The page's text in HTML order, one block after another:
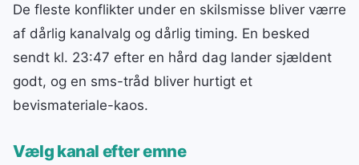
De fleste konflikter under en skilsmisse bliver værre
af dårlig kanalvalg og dårlig timing. En besked
sendt kl. 23:47 efter en hård dag lander sjældent
godt, og en sms-tråd bliver hurtigt et
bevismateriale-kaos.
Vælg kanal efter emne